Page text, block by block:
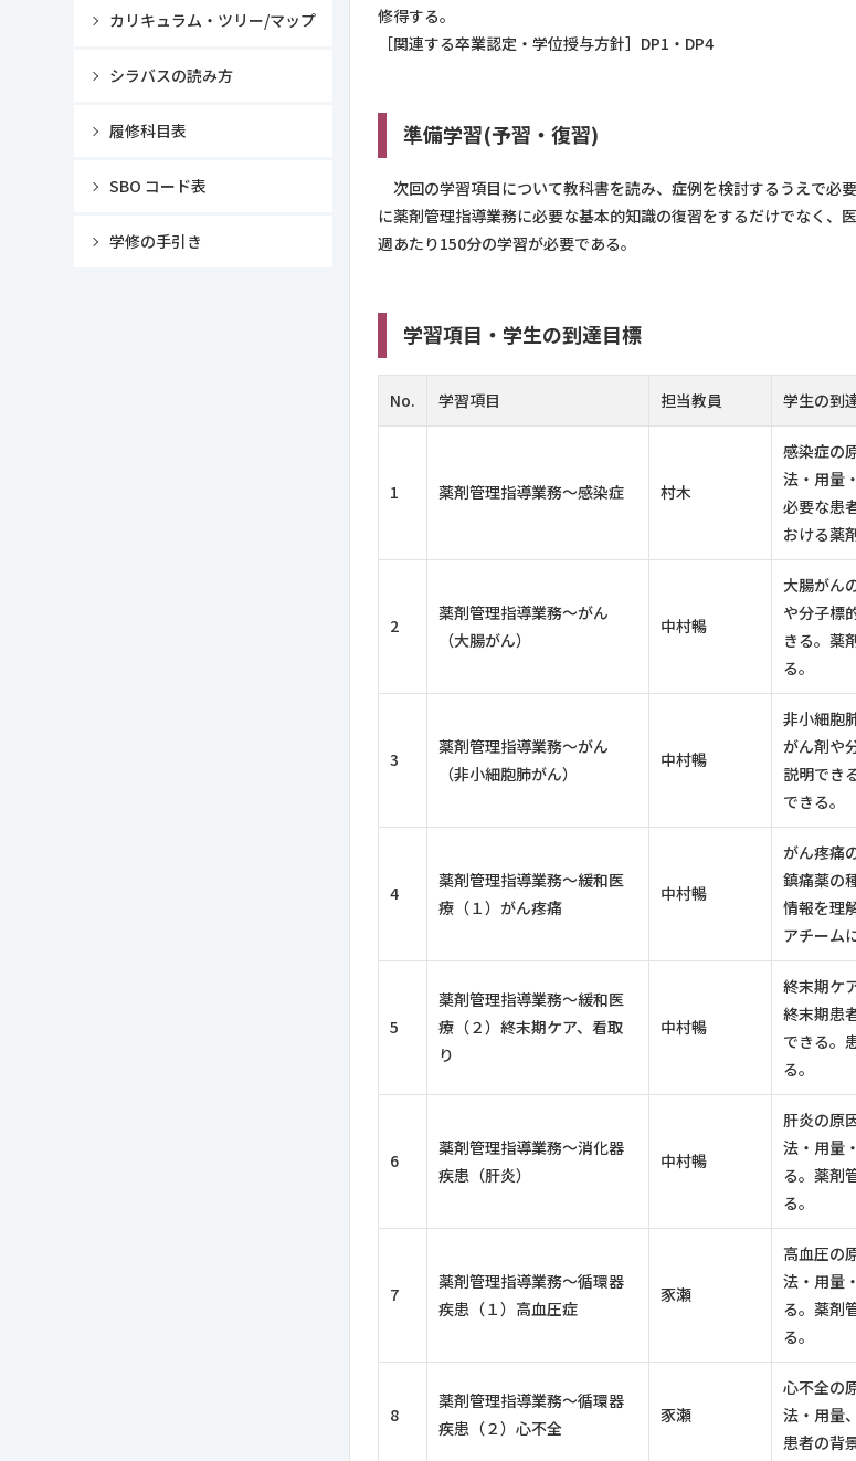
カリキュラム・ツリー/マップ
シラバスの読み方
履修科目表
SBO コード表
学修の手引き
修得する。
［関連する卒業認定・学位授与方針］DP1・DP4
準備学習(予習・復習)
次回の学習項目について教科書を読み、症例を検討するうえで必
に薬剤管理指導業務に必要な基本的知識の復習をするだけでなく
週あたり150分の学習が必要である。
学習項目・学生の到達目標
No. 学習項目 担当教員 学生の到
1 薬剤管理指導業務～感染症 村木
感染症の
法・用量
必要な患
おける薬
2
薬剤管理指導業務～がん
（大腸がん）
中村暢
大腸がん
や分子標
きる。薬
る。
3
薬剤管理指導業務～がん
（非小細胞肺がん）
中村暢
非小細胞
がん剤や
説明でき
できる。
4
薬剤管理指導業務～緩和医
療（１）がん疼痛
中村暢
がん疼痛
鎮痛薬の
情報を理
アチーム
5
薬剤管理指導業務～緩和医
療（２）終末期ケア、看取
り
中村暢
終末期ケ
終末期患
できる。
る。
6
薬剤管理指導業務～消化器
疾患（肝炎）
中村暢
肝炎の原
法・用量
る。薬剤
る。
7
薬剤管理指導業務～循環器
疾患（１）高血圧症
豕瀬
高血圧の
法・用量
る。薬剤
る。
8
薬剤管理指導業務～循環器
疾患（２）心不全
豕瀬
心不全の
法・用量
患者の背